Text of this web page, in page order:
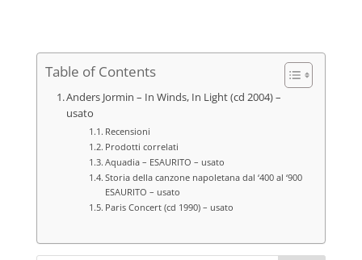
Table of Contents
Anders Jormin – In Winds, In Light (cd 2004) –
usato
Recensioni
Prodotti correlati
Aquadia – ESAURITO – usato
Storia della canzone napoletana dal ‘400 al ‘900
ESAURITO – usato
Paris Concert (cd 1990) – usato